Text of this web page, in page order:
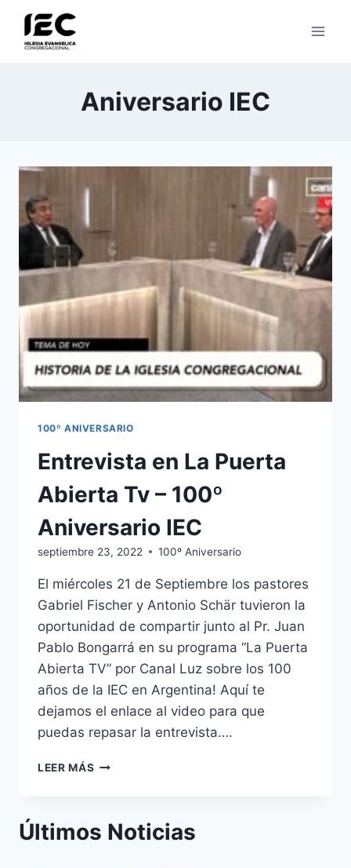
Saltar
contenido
Aniversario IEC
100º ANIVERSARIO
Entrevista en La Puerta
Abierta Tv – 100º
Aniversario IEC
septiembre 23, 2022 100º Aniversario
El miércoles 21 de Septiembre los pastores
Gabriel Fischer y Antonio Schär tuvieron la
oportunidad de compartir junto al Pr. Juan
Pablo Bongarrá en su programa “La Puerta
Abierta TV” por Canal Luz sobre los 100
años de la IEC en Argentina! Aquí te
dejamos el enlace al video para que
puedas repasar la entrevista….
LEER MÁS ENTREVISTA
ABIERTA
Últimos Noticias